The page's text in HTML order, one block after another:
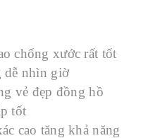
chống xước rất tốt
dễ nhìn giờ
vẻ đẹp đồng hồ
tốt
cao tăng khả năng